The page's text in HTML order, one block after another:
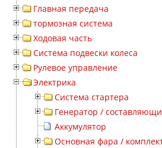
Главная передача
тормозная система
Ходовая часть
Система подвески колеса
Рулевое управление
Электрика
Система стартера
Генератор /
Аккумулятор
Основная фара /